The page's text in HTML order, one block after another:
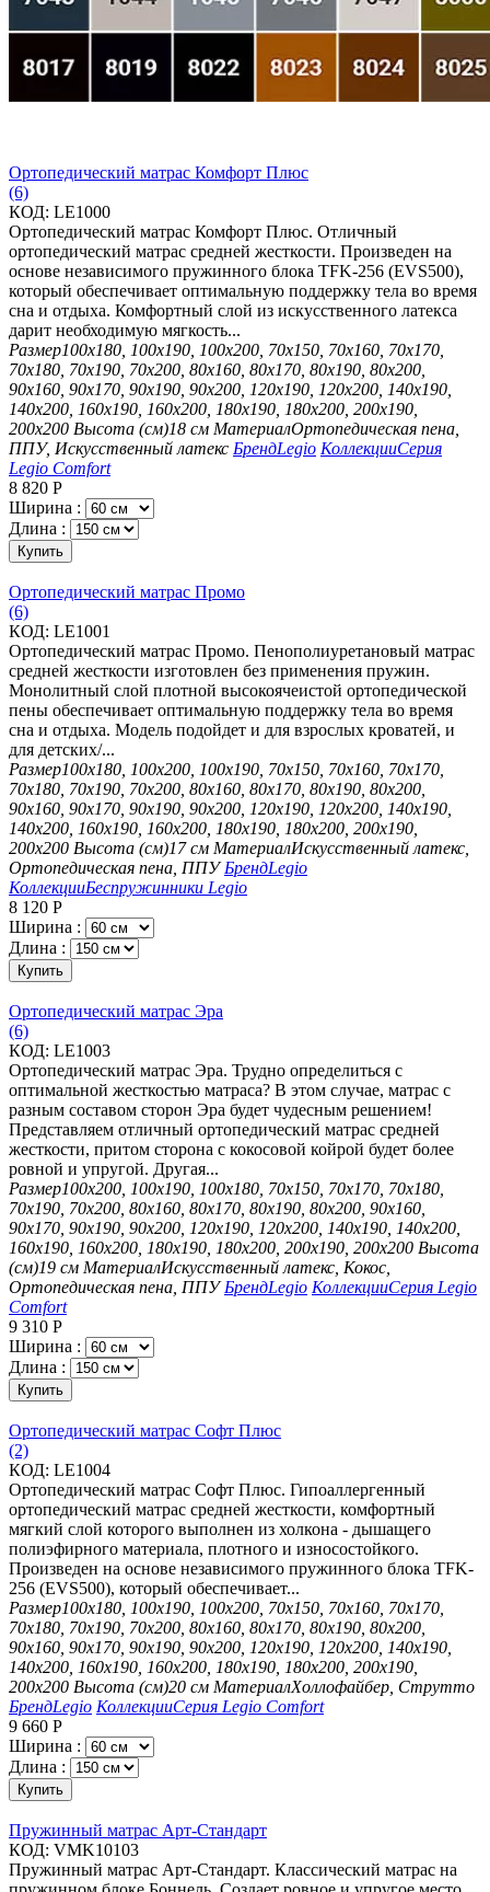
Ортопедический матрас Комфорт Плюс
(6)
КОД: LE1000
Ортопедический матрас Комфорт Плюс. Отличный
ортопедический матрас средней жесткости. Произведен на
основе независимого пружинного блока TFK-256 (EVS500),
который обеспечивает оптимальную поддержку тела во время
сна и отдыха. Комфортный слой из искусственного латекса
дарит необходимую мягкость...
Размер100х180, 100х190, 100х200, 70х150, 70х160, 70х170,
70х180, 70х190, 70х200, 80х160, 80х170, 80х190, 80х200,
90х160, 90х170, 90х190, 90х200, 120х190, 120х200, 140х190,
140х200, 160х190, 160х200, 180х190, 180х200, 200х190,
200х200 Высота (см)18 см МатериалОртопедическая пена,
ППУ, Искусственный латекс БрендLegio КоллекцииСерия
Legio Comfort
8 820 Р
Ширина :
Длина :
Купить
Ортопедический матрас Промо
(6)
КОД: LE1001
Ортопедический матрас Промо. Пенополиуретановый матрас
средней жесткости изготовлен без применения пружин.
Монолитный слой плотной высокоячеистой ортопедической
пены обеспечивает оптимальную поддержку тела во время
сна и отдыха. Модель подойдет и для взрослых кроватей, и
для детских/...
Размер100х180, 100х200, 100х190, 70х150, 70х160, 70х170,
70х180, 70х190, 70х200, 80х160, 80х170, 80х190, 80х200,
90х160, 90х170, 90х190, 90х200, 120х190, 120х200, 140х190,
140х200, 160х190, 160х200, 180х190, 180х200, 200х190,
200х200 Высота (см)17 см МатериалИскусственный латекс,
Ортопедическая пена, ППУ БрендLegio
КоллекцииБеспружинники Legio
8 120 Р
Ширина :
Длина :
Купить
Ортопедический матрас Эра
(6)
КОД: LE1003
Ортопедический матрас Эра. Трудно определиться с
оптимальной жесткостью матраса? В этом случае, матрас с
разным составом сторон Эра будет чудесным решением!
Представляем отличный ортопедический матрас средней
жесткости, притом сторона с кокосовой койрой будет более
ровной и упругой. Другая...
Размер100х200, 100х190, 100х180, 70х150, 70х170, 70х180,
70х190, 70х200, 80х160, 80х170, 80х190, 80х200, 90х160,
90х170, 90х190, 90х200, 120х190, 120х200, 140х190, 140х200,
160х190, 160х200, 180х190, 180х200, 200х190, 200х200 Высота
(см)19 см МатериалИскусственный латекс, Кокос,
Ортопедическая пена, ППУ БрендLegio КоллекцииСерия Legio
Comfort
9 310 Р
Ширина :
Длина :
Купить
Ортопедический матрас Софт Плюс
(2)
КОД: LE1004
Ортопедический матрас Софт Плюс. Гипоаллергенный
ортопедический матрас средней жесткости, комфортный
мягкий слой которого выполнен из холкона - дышащего
полиэфирного материала, плотного и износостойкого.
Произведен на основе независимого пружинного блока TFK-
256 (EVS500), который обеспечивает...
Размер100х180, 100х190, 100х200, 70х150, 70х160, 70х170,
70х180, 70х190, 70х200, 80х160, 80х170, 80х190, 80х200,
90х160, 90х170, 90х190, 90х200, 120х190, 120х200, 140х190,
140х200, 160х190, 160х200, 180х190, 180х200, 200х190,
200х200 Высота (см)20 см МатериалХоллофайбер, Струтто
БрендLegio КоллекцииСерия Legio Comfort
9 660 Р
Ширина :
Длина :
Купить
Пружинный матрас Арт-Стандарт
КОД: VMK10103
Пружинный матрас Арт-Стандарт. Классический матрас на